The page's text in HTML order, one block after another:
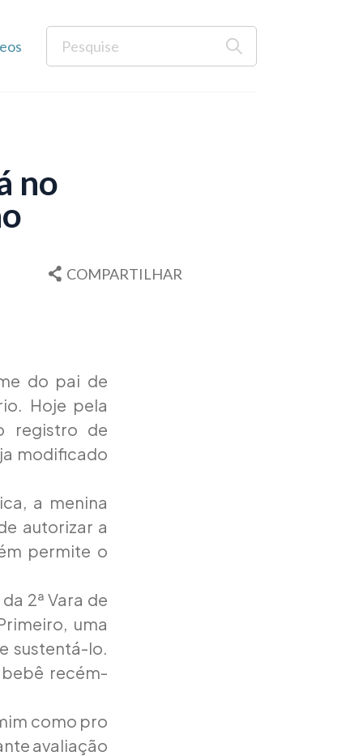
no
COMPARTILHAR
do pai de
Hoje pela
registro de
modificado
a menina
autorizar a
permite o
2ª Vara de
uma
sustentá-lo.
recém-
como pro
avaliação